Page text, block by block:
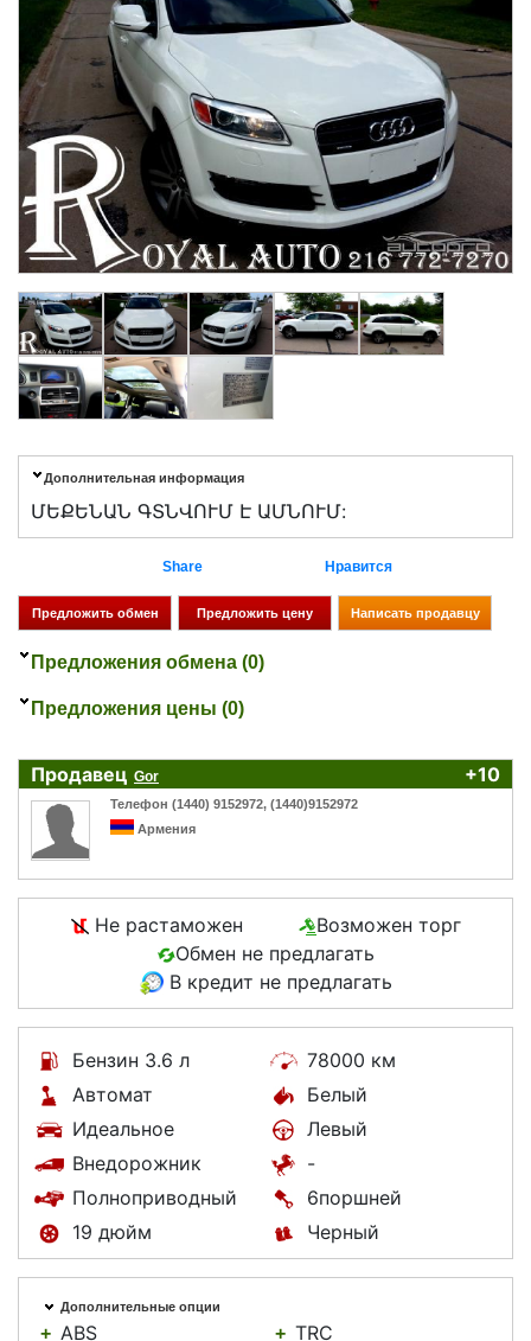
Дополнительная информация
ՄԵՔԵՆԱՆ ԳՏՆՎՈՒՄ Է ԱՄՆՈՒՄ:
Share Нравится
Предложения обмена (0)
Предложения цены (0)
Продавец Gor +10
Телефон (1440) 9152972, (1440)9152972
Армения
Не растаможен
Возможен торг
Обмен не предлагать
В кредит не предлагать
Бензин 3.6 л
78000 км
Автомат
Белый
Идеальное
Левый
Внедорожник
-
Полноприводный
6поршней
19 дюйм
Черный
Дополнительные опции
+ ABS + TRC